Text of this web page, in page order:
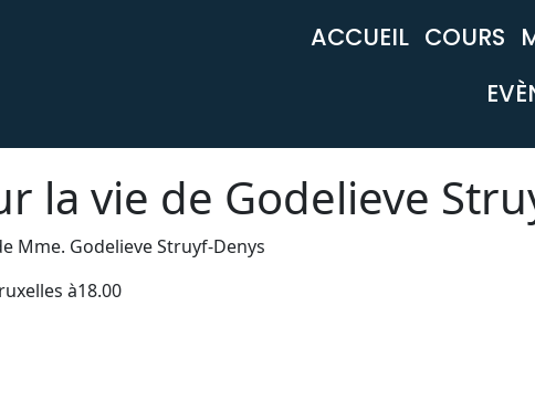
ACCUEIL COURS
la vie de Godelieve
Mme. Godelieve Struyf-Denys
à18.00